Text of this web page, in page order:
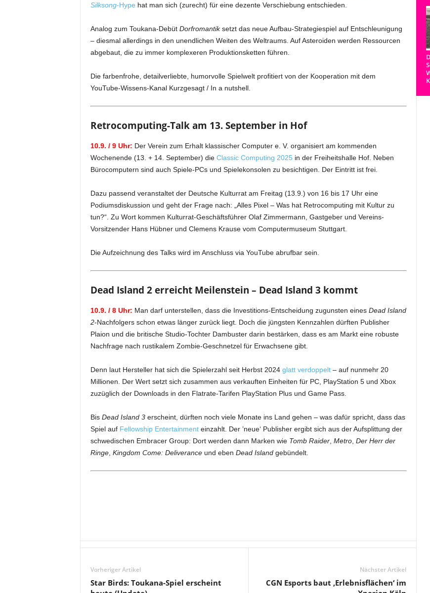
Silksong-Hype hat man sich (zurecht) für eine dezente Verschiebung entschieden.
Analog zum Toukana-Debüt Dorfromantiksetzt das neue Aufbau-Strategiespiel auf Entschleunigung
– diesmal allerdings in den unendlichen Weiten des Weltraums. Auf Asteroiden werden Ressourcen
abgebaut, die zu immer komplexeren Produktionsketten führen.
Die farbenfrohe, detailverliebte, humorvolle Spielwelt profitiert von der Kooperation mit dem
YouTube-Wissens-Kanal Kurzgesagt / In a nutshell.
Retrocomputing-Talk am 13. September in Hof
10.9. / 9 Uhr: Der Verein zum Erhalt klassischer Computer e. V. organisiert am kommenden
Wochenende (13. + 14. September) die Classic Computing 2025 in der Freiheitshalle Hof. Neben
Bürocomputern sind auch Spiele-PCs und Spielekonsolen zu besichtigen. Der Eintritt ist frei.
Dazu passend veranstaltet der Deutsche Kulturrat am Freitag (13.9.) von 16 bis 17 Uhr eine
Podiumsdiskussion und geht der Frage nach: „Alles Pixel – Was hat Retrocomputing mit Kultur zu
tun?“. Zu Wort kommen Kulturrat-Geschäftsführer Olaf Zimmermann, Gastgeber und Vereins-
Vorsitzender Hans Hübner und Clemens Krause vom Computermuseum Stuttgart.
Die Aufzeichnung des Talks wird im Anschluss via YouTube abrufbar sein.
Dead Island 2 erreicht Meilenstein – Dead Island 3 kommt
10.9. / 8 Uhr: Man darf unterstellen, dass die Investitions-Entscheidung zugunsten eines Dead Island
2-Nachfolgers schon etwas länger zurück liegt. Doch die jüngsten Kennzahlen dürften Publisher
Plaion und die britische Studio-Tochter Dambuster darin bestärken, dass es am Markt eine robuste
Nachfrage nach rustikalem Zombie-Geschnetzel für Erwachsene gibt.
Denn laut Hersteller hat sich die Spielerzahl seit Herbst 2024 glatt verdoppelt– auf nunmehr 20
Millionen. Der Wert setzt sich zusammen aus verkauften Einheiten für PC, PlayStation 5 und Xbox
zuzüglich der Downloads in den Flatrate-Tarifen PlayStation Plus und Game Pass.
Bis Dead Island 3erscheint, dürften noch viele Monate ins Land gehen – was dafür spricht, dass das
Spiel auf Fellowship Entertainmenteinzahlt. Der ’neue‘ Publisher ergibt sich aus der Aufsplittung der
schwedischen Embracer Group: Dort werden dann Marken wie Tomb Raider, Metro, Der Herr der
Ringe, Kingdom Come: Deliveranceund eben Dead Islandgebündelt.
Vorheriger Artikel
Star Birds: Toukana-Spiel erscheint
Nächster Artikel
CGN Esports baut ‚Erlebnisflächen‘ im